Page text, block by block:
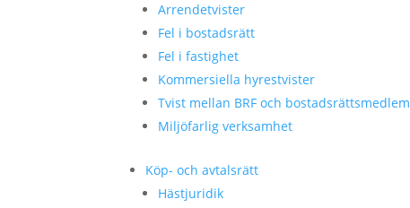
Arrendetvister
Fel i bostadsrätt
Fel i fastighet
Kommersiella hyrestvister
Tvist mellan BRF och bostadsrättsmedlem
Miljöfarlig verksamhet
Köp- och avtalsrätt
Hästjuridik